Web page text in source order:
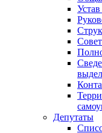
Депутаты